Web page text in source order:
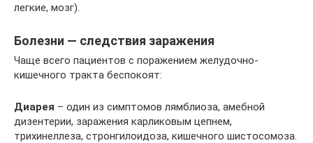
легкие, мозг).
Болезни — следствия заражения
Чаще всего пациентов с поражением желудочно-
кишечного тракта беспокоят:
Диарея – один из симптомов лямблиоза, амебной
дизентерии, заражения карликовым цепнем,
трихинеллеза, стронгилоидоза, кишечного шистосомоза.